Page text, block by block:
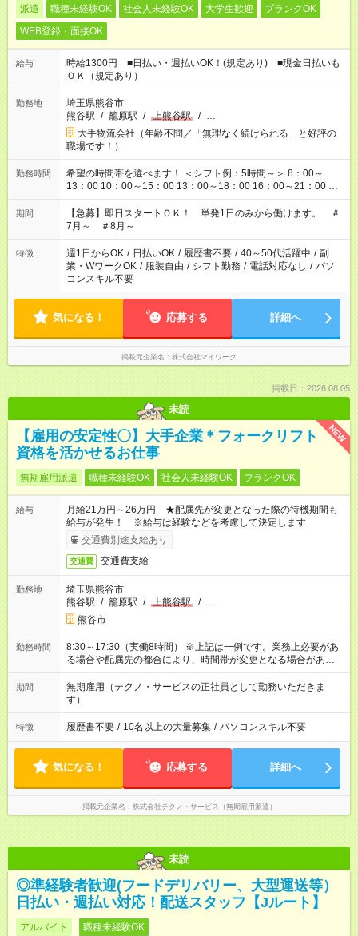
派遣 職種未経験OK 社会人未経験OK 大学生歓迎
ブランクOK
WEB登録・面接OK
給与
時給1300円 ■日払い・週払いOK！(規定あり) ■現金日払いも
ＯＫ（規定あり）
勤務地
埼玉県熊谷市
熊谷駅 / 籠原駅 / 上熊谷駅 / …
大手物流会社（年齢不問／「無理なく続けられる」と好評の
職場です！）
勤務時間
希望の時間帯を選べます！ ＜シフト例：5時間～＞ 8：00～
13：00 10：00～15：00 13：00～18：00 16：00～21：00 ＜
シフト例：8時間～＞ ・10：00～19：00 ・13：00～22：00 ・
22：00～翌6：00 など！是非ご希望をお聞かせください！
期間
【急募】即日スタートＯＫ！ 単発1日のみから働けます。 ＃
7月～ ＃8月～
特徴 週1日からOK / 日払いOK / 履歴書不要 / 40～50代活躍中 / 副
業・WワークOK / 服装自由 / シフト勤務 / 電話対応なし / パソ
コンスキル不要
気になる！ 応募する 詳細へ
掲載元企業名 株式会社マイワーク
掲載日：2026.08.05
未読
NEW
【雇用の安定性〇】大手企業＊フォークリフト
資格を活かせるお仕事
無期雇用派遣 職種未経験OK 社会人未経験OK ブランクOK
給与
月給21万円～26万円 ★配属先が変更となった際の待機期間も
給与が発生！ ※給与は経験などを考慮して決定します
交通費別途支給あり
交通費 交通費支給
勤務地
埼玉県熊谷市
熊谷駅 / 籠原駅 / 上熊谷駅 / …
熊谷市
勤務時間
8:30～17:30（実働8時間） ※上記は一例です。業務上必要があ
る場合や配属先の都合により、時間帯が変更となる場合があり
ます。
期間
無期雇用（テクノ・サービスの正社員として勤務いただきま
す）
特徴 履歴書不要 / 10名以上の大量募集 / パソコンスキル不要
気になる！ 応募する 詳細へ
掲載元企業名 株式会社テクノ・サービス（無期雇用派遣）
未読
◎準経験者歓迎(フードデリバリー、大型運送等）
日払い・週払い対応！配送スタッフ【Jルート】
アルバイト 職種未経験OK